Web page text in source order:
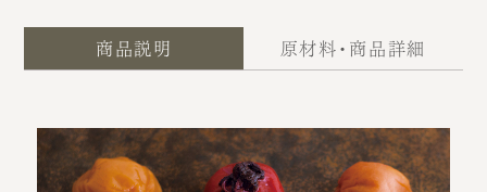
商品説明 原材料・商品詳細